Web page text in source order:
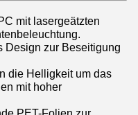
mit lasergeätzten
Design zur Beseitigung
die Helligkeit um das
mit hoher